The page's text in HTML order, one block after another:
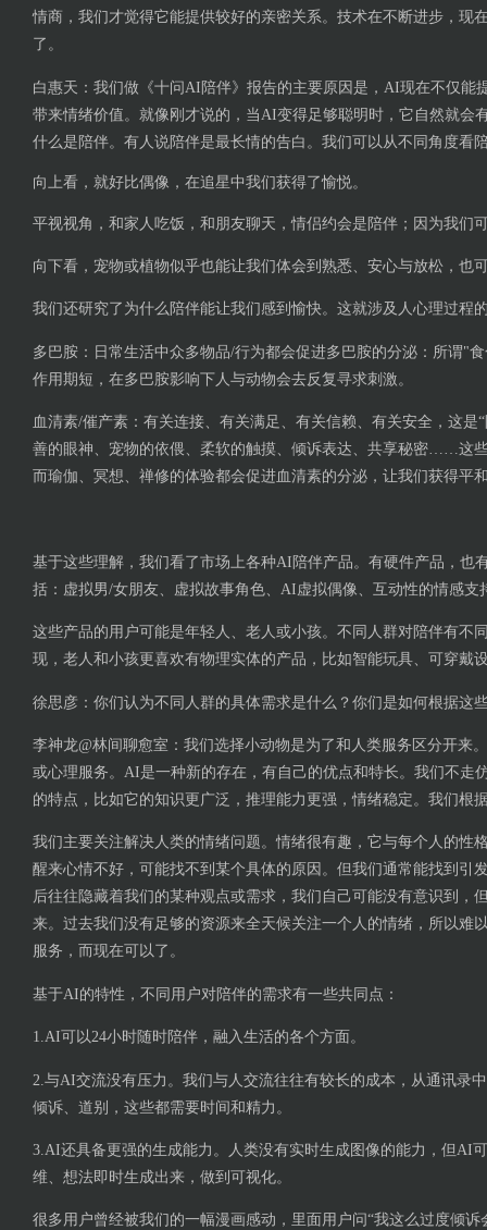
情商，我们才觉得它能提供较好的亲密关系。技术在不断进步，现
了。
白惠天：我们做《十问AI陪伴》报告的主要原因是，AI现在不仅能
带来情绪价值。就像刚才说的，当AI变得足够聪明时，它自然就会
什么是陪伴。有人说陪伴是最长情的告白。我们可以从不同角度看
向上看，就好比偶像，在追星中我们获得了愉悦。
平视视角，和家人吃饭，和朋友聊天，情侣约会是陪伴；因为我们
向下看，宠物或植物似乎也能让我们体会到熟悉、安心与放松，也
我们还研究了为什么陪伴能让我们感到愉快。这就涉及人心理过程
多巴胺：日常生活中众多物品/行为都会促进多巴胺的分泌：所谓"
作用期短，在多巴胺影响下人与动物会去反复寻求刺激。
血清素/催产素：有关连接、有关满足、有关信赖、有关安全，这是
善的眼神、宠物的依偎、柔软的触摸、倾诉表达、共享秘密……这
而瑜伽、冥想、禅修的体验都会促进血清素的分泌，让我们获得平
基于这些理解，我们看了市场上各种AI陪伴产品。有硬件产品，也
括：虚拟男/女朋友、虚拟故事角色、AI虚拟偶像、互动性的情感支
这些产品的用户可能是年轻人、老人或小孩。不同人群对陪伴有不
现，老人和小孩更喜欢有物理实体的产品，比如智能玩具、可穿戴
徐思彦：你们认为不同人群的具体需求是什么？你们是如何根据这
李神龙@林间聊愈室：我们选择小动物是为了和人类服务区分开来
或心理服务。AI是一种新的存在，有自己的优点和特长。我们不走
的特点，比如它的知识更广泛，推理能力更强，情绪稳定。我们根
我们主要关注解决人类的情绪问题。情绪很有趣，它与每个人的性
醒来心情不好，可能找不到某个具体的原因。但我们通常能找到引
后往往隐藏着我们的某种观点或需求，我们自己可能没有意识到，
来。过去我们没有足够的资源来全天候关注一个人的情绪，所以难
服务，而现在可以了。
基于AI的特性，不同用户对陪伴的需求有一些共同点：
1.AI可以24小时随时陪伴，融入生活的各个方面。
2.与AI交流没有压力。我们与人交流往往有较长的成本，从通讯录
倾诉、道别，这些都需要时间和精力。
3.AI还具备更强的生成能力。人类没有实时生成图像的能力，但AI
维、想法即时生成出来，做到可视化。
很多用户曾经被我们的一幅漫画感动，里面用户问“我这么过度倾诉